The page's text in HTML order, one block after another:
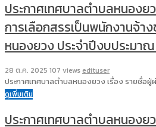
ประกาศเทศบาลตำบลหนองย
การเลือกสรรเป็นพนักงานจ้า
หนองยวง ประจำปีงบประมา
28 ต.ค. 2025 107 views edituser
ประกาศเทศบาลตำบลหนองยวง เรื่อง รายชื่อผู้
ดูเพิ่มเติม
ประกาศเทศบาลตำบลหนอง